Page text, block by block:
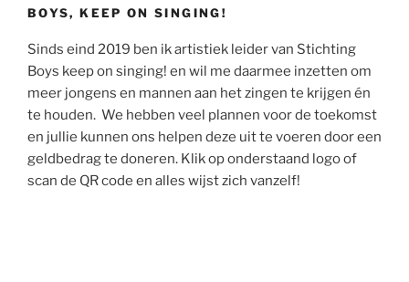
BOYS, KEEP ON SINGING!
Sinds eind 2019 ben ik artistiek leider van Stichting
Boys keep on singing! en wil me daarmee inzetten om
meer jongens en mannen aan het zingen te krijgen én
te houden. We hebben veel plannen voor de toekomst
en jullie kunnen ons helpen deze uit te voeren door een
geldbedrag te doneren. Klik op onderstaand logo of
scan de QR code en alles wijst zich vanzelf!